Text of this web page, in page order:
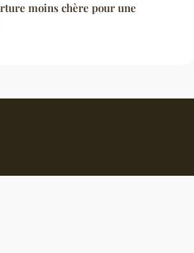
moins chère pour une